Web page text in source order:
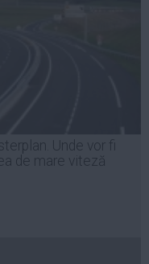
Unde vor fi
de mare viteză